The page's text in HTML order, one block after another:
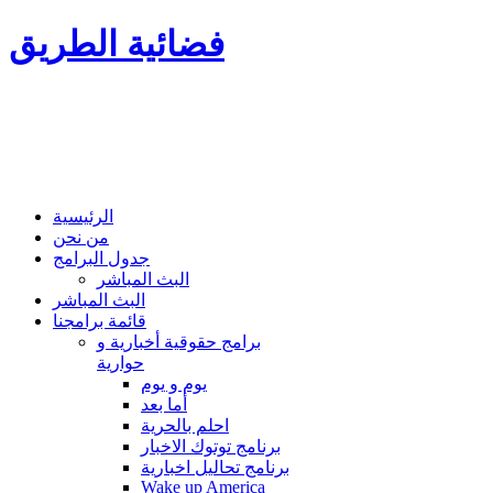
فضائية الطريق
الرئيسية
من نحن
جدول البرامج
البث المباشر
البث المباشر
قائمة برامجنا
برامج حقوقية أخبارية و
حوارية
يوم و يوم
أما بعد
احلم بالحرية
برنامج توتوك الاخبار
برنامج تحاليل اخبارية
Wake up America